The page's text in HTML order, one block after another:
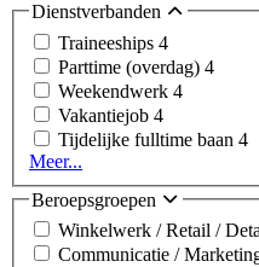
Dienstverbanden
Traineeships 4
Parttime (overdag) 4
Weekendwerk 4
Vakantiejob 4
Tijdelijke fulltime baan 4
Meer...
Beroepsgroepen
Winkelwerk / Retail /
Communicatie /